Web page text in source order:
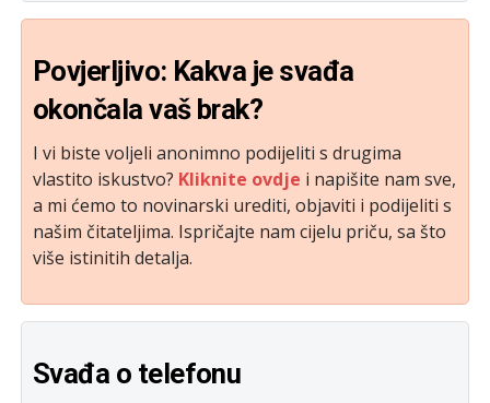
Povjerljivo: Kakva je svađa
okončala vaš brak?
I vi biste voljeli anonimno podijeliti s drugima
vlastito iskustvo? Kliknite ovdje i napišite nam sve,
a mi ćemo to novinarski urediti, objaviti i podijeliti s
našim čitateljima. Ispričajte nam cijelu priču, sa što
više istinitih detalja.
Svađa o telefonu